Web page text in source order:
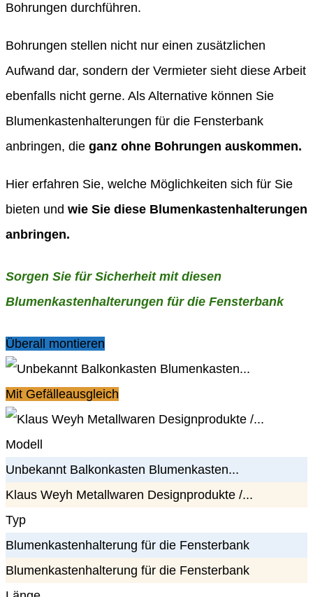
Bohrungen durchführen.
Bohrungen stellen nicht nur einen zusätzlichen
Aufwand dar, sondern der Vermieter sieht diese Arbeit
ebenfalls nicht gerne. Als Alternative können Sie
Blumenkastenhalterungen für die Fensterbank
anbringen, die ganz ohne Bohrungen auskommen.
Hier erfahren Sie, welche Möglichkeiten sich für Sie
bieten und wie Sie diese Blumenkastenhalterungen
anbringen.
Sorgen Sie für Sicherheit mit diesen
Blumenkastenhalterungen für die Fensterbank
Überall montieren
Mit Gefälleausgleich
Modell
Unbekannt Balkonkasten Blumenkasten...
Klaus Weyh Metallwaren Designprodukte /...
Typ
Blumenkastenhalterung für die Fensterbank
Blumenkastenhalterung für die Fensterbank